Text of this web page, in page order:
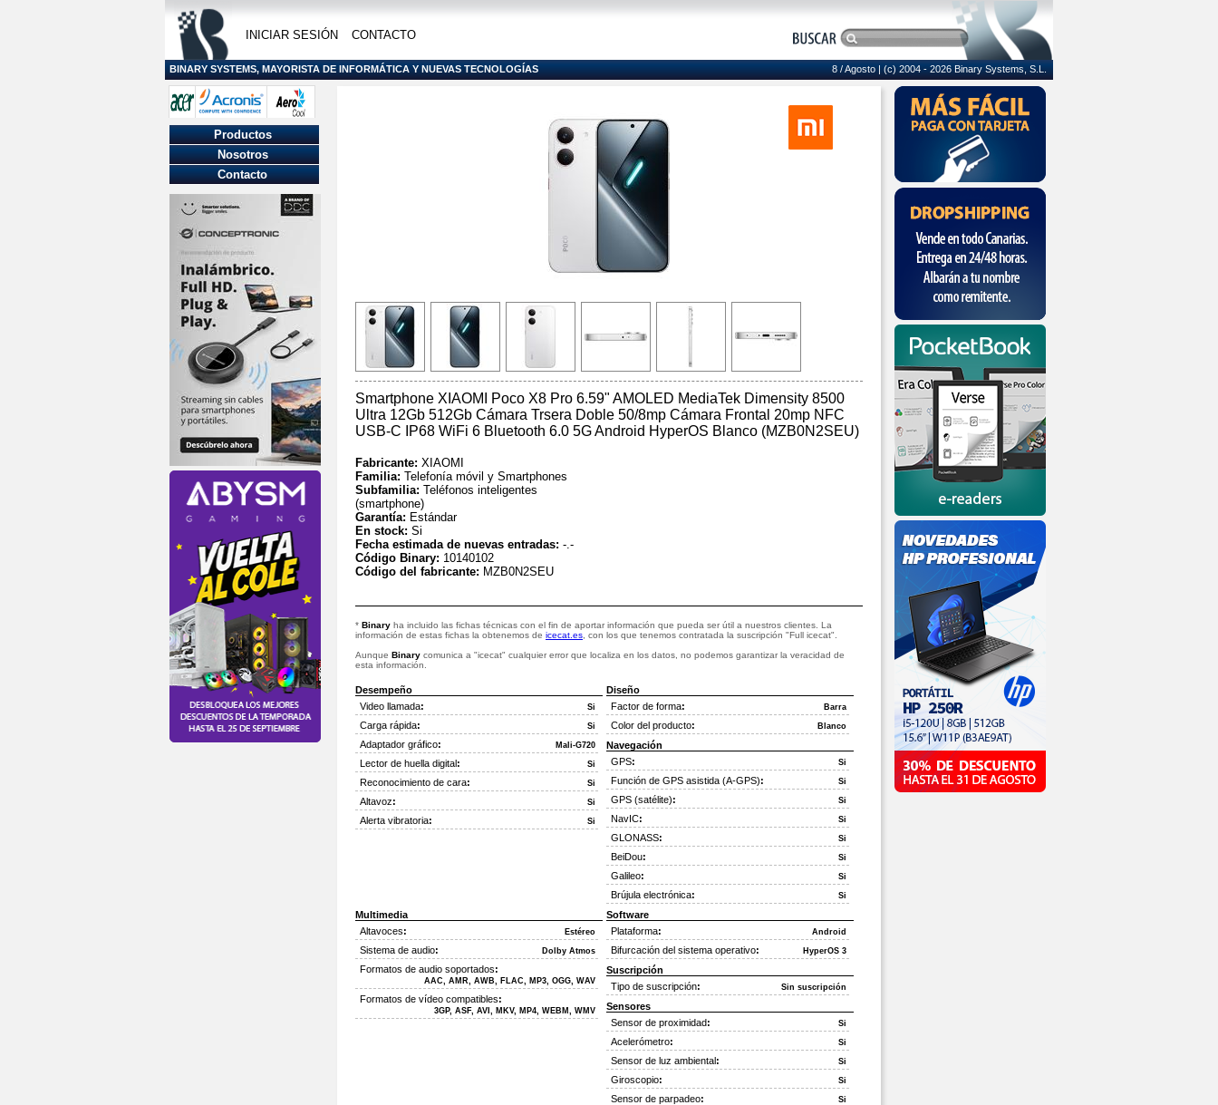
INICIAR SESIÓN CONTACTO
BINARY SYSTEMS, MAYORISTA DE INFORMÁTICA Y NUEVAS TECNOLOGÍAS 8 / Agosto | (c) 2004 - 2026 Binary Systems, S.L.
Smartphone XIAOMI Poco X8 Pro 6.59" AMOLED MediaTek Dimensity 8500
Ultra 12Gb 512Gb Cámara Trsera Doble 50/8mp Cámara Frontal 20mp NFC
USB-C IP68 WiFi 6 Bluetooth 6.0 5G Android HyperOS Blanco (MZB0N2SEU)
Fabricante: XIAOMI
Familia: Telefonía móvil y Smartphones
Subfamilia: Teléfonos inteligentes
(smartphone)
Garantía: Estándar
En stock: Si
Fecha estimada de nuevas entradas: -.-
Código Binary: 10140102
Código del fabricante: MZB0N2SEU
* Binary ha incluido las fichas técnicas con el fin de aportar información que pueda ser útil a nuestros clientes. La
información de estas fichas la obtenemos de icecat.es , con los que tenemos contratada la suscripción "Full icecat".
Aunque Binary comunica a "icecat" cualquier error que localiza en los datos, no podemos garantizar la veracidad de
esta información.
Desempeño
Video llamada: Si
Carga rápida: Si
Adaptador gráfico: Mali-G720
Lector de huella digital: Si
Reconocimiento de cara: Si
Altavoz: Si
Alerta vibratoria: Si
Diseño
Factor de forma: Barra
Color del producto: Blanco
Navegación
GPS: Si
Función de GPS asistida (A-GPS): Si
GPS (satélite): Si
NavIC: Si
GLONASS: Si
BeiDou: Si
Galileo: Si
Brújula electrónica: Si
Multimedia
Altavoces: Estéreo
Sistema de audio: Dolby Atmos
Formatos de audio soportados:
AAC, AMR, AWB, FLAC, MP3, OGG, WAV
Formatos de vídeo compatibles:
3GP, ASF, AVI, MKV, MP4, WEBM, WMV
Software
Plataforma: Android
Bifurcación del sistema operativo: HyperOS 3
Suscripción
Tipo de suscripción: Sin suscripción
Sensores
Sensor de proximidad: Si
Acelerómetro: Si
Sensor de luz ambiental: Si
Giroscopio: Si
Sensor de parpadeo: Si
Productos
Nosotros
Contacto